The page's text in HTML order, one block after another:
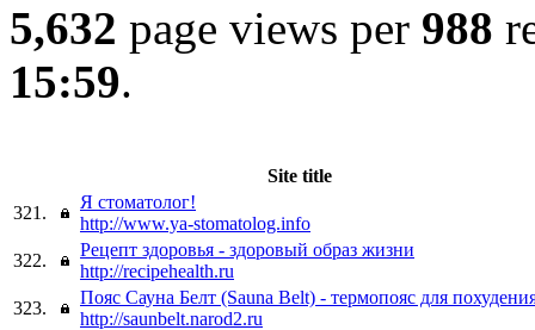
5,632 page views per 988
15:59.
Site title
321.
Я стоматолог!
http://www.ya-stomatolog.info
322.
Рецепт здоровья - здоровый образ жизни
http://recipehealth.ru
323.
Пояс Сауна Белт (Sauna Belt) - термопояс для
http://saunbelt.narod2.ru